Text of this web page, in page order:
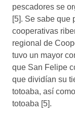
pescadores se
[5]. Se sabe que
cooperativas
regional de
tuvo un mayor
que San Felipe
que dividían su
totoaba, así
totoaba [5].